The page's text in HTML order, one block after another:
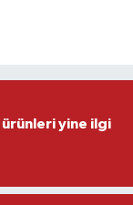
yine ilgi